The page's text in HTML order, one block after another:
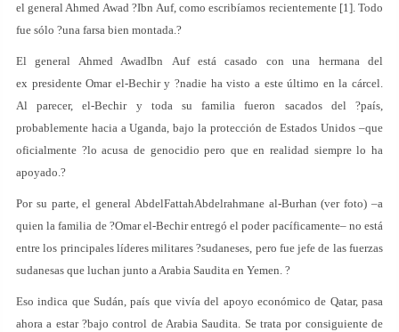
el general Ahmed Awad ?Ibn Auf, como escribíamos recientemente [1]. Todo
fue sólo ?una farsa bien montada.?
El general Ahmed AwadIbn Auf está casado con una hermana del
ex presidente Omar el-Bechir y ?nadie ha visto a este último en la cárcel.
Al parecer, el-Bechir y toda su familia fueron sacados del ?país,
probablemente hacia a Uganda, bajo la protección de Estados Unidos –que
oficialmente ?lo acusa de genocidio pero que en realidad siempre lo ha
apoyado.?
Por su parte, el general AbdelFattahAbdelrahmane al-Burhan (ver foto) –a
quien la familia de ?Omar el-Bechir entregó el poder pacíficamente– no está
entre los principales líderes militares ?sudaneses, pero fue jefe de las fuerzas
sudanesas que luchan junto a Arabia Saudita en Yemen. ?
Eso indica que Sudán, país que vivía del apoyo económico de Qatar, pasa
ahora a estar ?bajo control de Arabia Saudita. Se trata por consiguiente de